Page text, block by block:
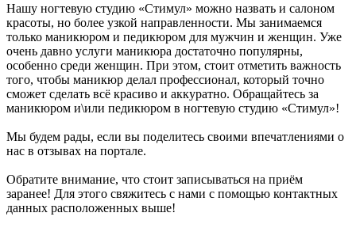
Нашу ногтевую студию «Стимул» можно назвать и салоном
красоты, но более узкой направленности. Мы занимаемся
только маникюром и педикюром для мужчин и женщин. Уже
очень давно услуги маникюра достаточно популярны,
особенно среди женщин. При этом, стоит отметить важность
того, чтобы маникюр делал профессионал, который точно
сможет сделать всё красиво и аккуратно. Обращайтесь за
маникюром и\или педикюром в ногтевую студию «Стимул»!
Мы будем рады, если вы поделитесь своими впечатлениями о
нас в отзывах на портале.
Обратите внимание, что стоит записываться на приём
заранее! Для этого свяжитесь с нами с помощью контактных
данных расположенных выше!